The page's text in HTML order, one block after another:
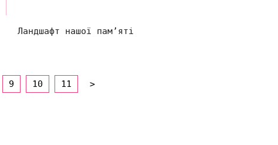
Ландшафт нашої пам’яті
9 10 11 >